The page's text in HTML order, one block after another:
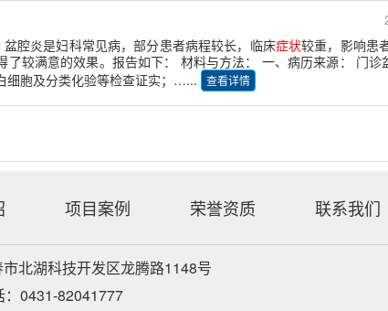
腔炎是妇科常见病，部分患者病程较长，临床症状较重，影响患
较满意的效果。报告如下： 材料与方法： 一、病历来源： 门诊
细胞及分类化验等检查证实；…...
查看详情
项目案例 荣誉资质 联系我们
北湖科技开发区龙腾路1148号
：0431-82041777